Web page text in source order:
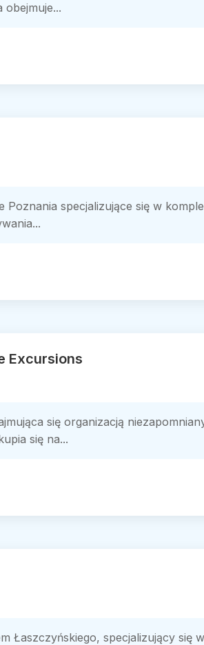
obejmuje...
Poznania specjalizujące się w
Excursions
się organizacją
się na...
Łaszczyńskiego, specjalizujący się